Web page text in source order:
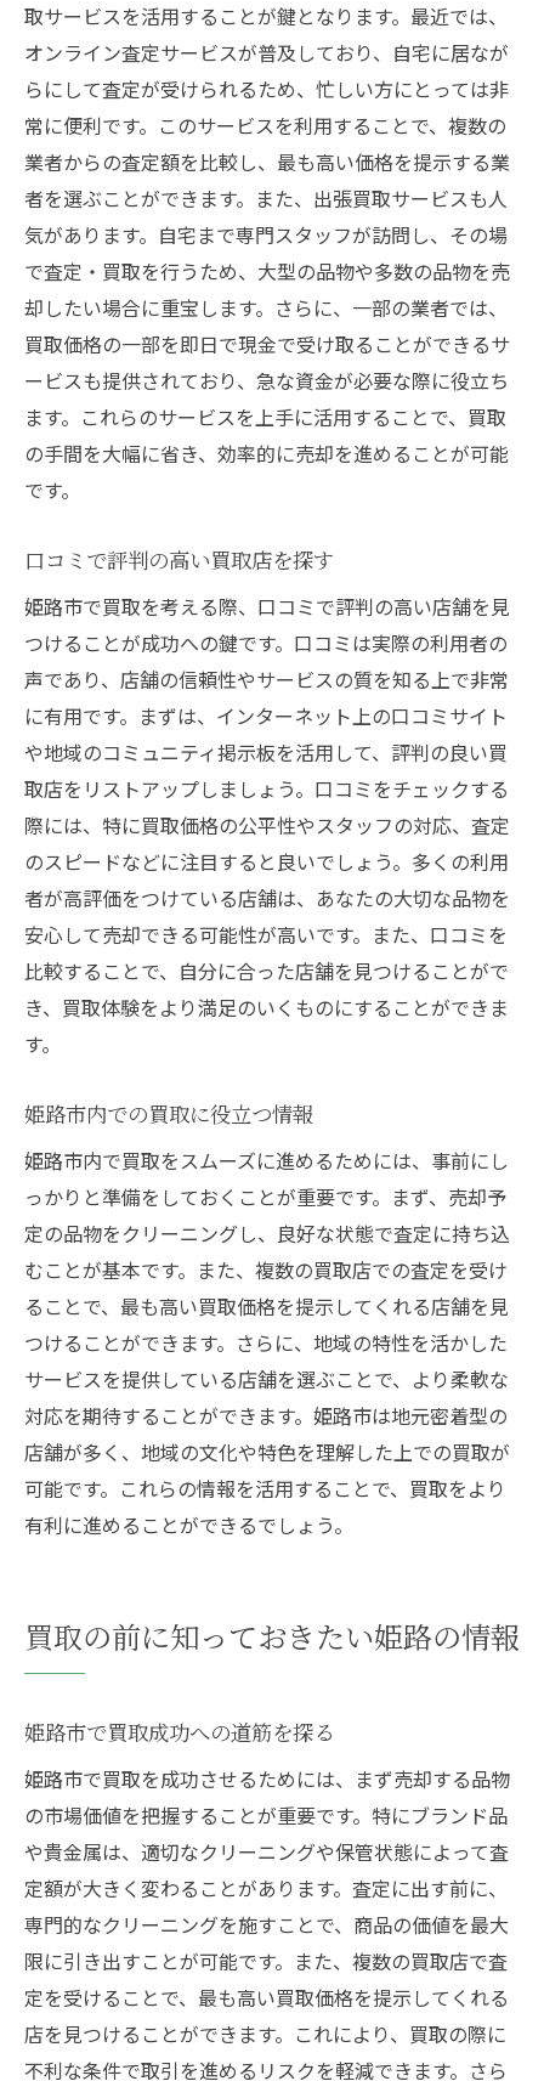
取サービスを活用することが鍵となります。最近では、
オンライン査定サービスが普及しており、自宅に居なが
らにして査定が受けられるため、忙しい方にとっては非
常に便利です。このサービスを利用することで、複数の
業者からの査定額を比較し、最も高い価格を提示する業
者を選ぶことができます。また、出張買取サービスも人
気があります。自宅まで専門スタッフが訪問し、その場
で査定・買取を行うため、大型の品物や多数の品物を売
却したい場合に重宝します。さらに、一部の業者では、
買取価格の一部を即日で現金で受け取ることができるサ
ービスも提供されており、急な資金が必要な際に役立ち
ます。これらのサービスを上手に活用することで、買取
の手間を大幅に省き、効率的に売却を進めることが可能
です。
口コミで評判の高い買取店を探す
姫路市で買取を考える際、口コミで評判の高い店舗を見
つけることが成功への鍵です。口コミは実際の利用者の
声であり、店舗の信頼性やサービスの質を知る上で非常
に有用です。まずは、インターネット上の口コミサイト
や地域のコミュニティ掲示板を活用して、評判の良い買
取店をリストアップしましょう。口コミをチェックする
際には、特に買取価格の公平性やスタッフの対応、査定
のスピードなどに注目すると良いでしょう。多くの利用
者が高評価をつけている店舗は、あなたの大切な品物を
安心して売却できる可能性が高いです。また、口コミを
比較することで、自分に合った店舗を見つけることがで
き、買取体験をより満足のいくものにすることができま
す。
姫路市内での買取に役立つ情報
姫路市内で買取をスムーズに進めるためには、事前にし
っかりと準備をしておくことが重要です。まず、売却予
定の品物をクリーニングし、良好な状態で査定に持ち込
むことが基本です。また、複数の買取店での査定を受け
ることで、最も高い買取価格を提示してくれる店舗を見
つけることができます。さらに、地域の特性を活かした
サービスを提供している店舗を選ぶことで、より柔軟な
対応を期待することができます。姫路市は地元密着型の
店舗が多く、地域の文化や特色を理解した上での買取が
可能です。これらの情報を活用することで、買取をより
有利に進めることができるでしょう。
買取の前に知っておきたい姫路の情報
姫路市で買取成功への道筋を探る
姫路市で買取を成功させるためには、まず売却する品物
の市場価値を把握することが重要です。特にブランド品
や貴金属は、適切なクリーニングや保管状態によって査
定額が大きく変わることがあります。査定に出す前に、
専門的なクリーニングを施すことで、商品の価値を最大
限に引き出すことが可能です。また、複数の買取店で査
定を受けることで、最も高い買取価格を提示してくれる
店を見つけることができます。これにより、買取の際に
不利な条件で取引を進めるリスクを軽減できます。さら